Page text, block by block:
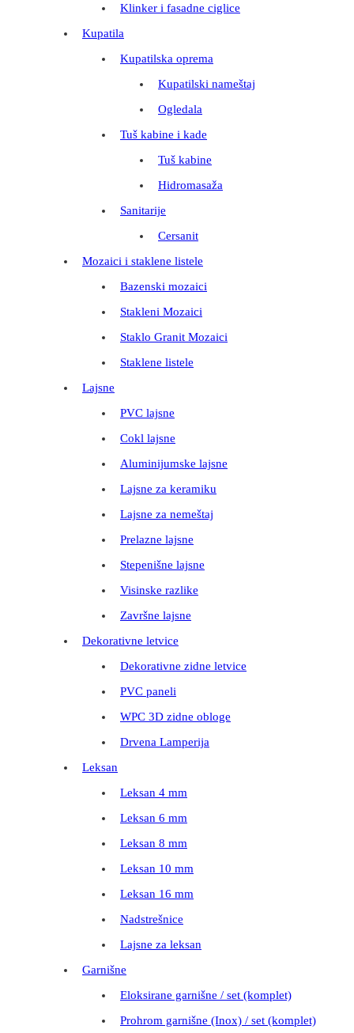
Klinker i fasadne ciglice
Kupatila
Kupatilska oprema
Kupatilski nameštaj
Ogledala
Tuš kabine i kade
Tuš kabine
Hidromasaža
Sanitarije
Cersanit
Mozaici i staklene listele
Bazenski mozaici
Stakleni Mozaici
Staklo Granit Mozaici
Staklene listele
Lajsne
PVC lajsne
Cokl lajsne
Aluminijumske lajsne
Lajsne za keramiku
Lajsne za nemeštaj
Prelazne lajsne
Stepenišne lajsne
Visinske razlike
Završne lajsne
Dekorativne letvice
Dekorativne zidne letvice
PVC paneli
WPC 3D zidne obloge
Drvena Lamperija
Leksan
Leksan 4 mm
Leksan 6 mm
Leksan 8 mm
Leksan 10 mm
Leksan 16 mm
Nadstrešnice
Lajsne za leksan
Garnišne
Eloksirane garnišne / set (komplet)
Prohrom garnišne (Inox) / set (komplet)